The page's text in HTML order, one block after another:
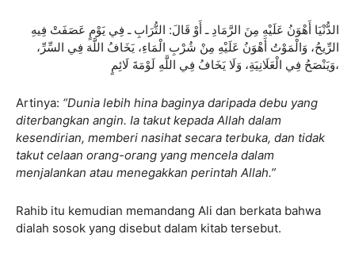
الدُّنْيَا أَهْوَنُ عَلَيْهِ مِنَ الرَّمَادِ ـ أَوْ قَالَ: التُّرَابِ ـ فِي يَوْمٍ عَصَفَتْ فِيهِ
الرِّيحُ، وَالْمَوْتُ أَهْوَنُ عَلَيْهِ مِنْ شُرْبِ الْمَاءِ، يَخَافُ اللَّهَ فِي السِّرِّ،
وَيَنْصَحُ فِي الْعَلَانِيَةِ، وَلَا يَخَافُ فِي اللَّهِ لَوْمَةَ لَائِمٍ،
Artinya: “Dunia lebih hina baginya daripada debu yang
diterbangkan angin. Ia takut kepada Allah dalam
kesendirian, memberi nasihat secara terbuka, dan tidak
takut celaan orang-orang yang mencela dalam
menjalankan atau menegakkan perintah Allah.”
Rahib itu kemudian memandang Ali dan berkata bahwa
dialah sosok yang disebut dalam kitab tersebut.